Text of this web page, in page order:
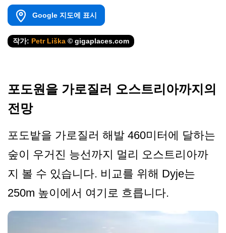
Google 지도에 표시
작가: Petr Liška © gigaplaces.com
포도원을 가로질러 오스트리아까지의
전망
포도밭을 가로질러 해발 460미터에 달하는
숲이 우거진 능선까지 멀리 오스트리아까
지 볼 수 있습니다. 비교를 위해 Dyje는
250m 높이에서 여기로 흐릅니다.